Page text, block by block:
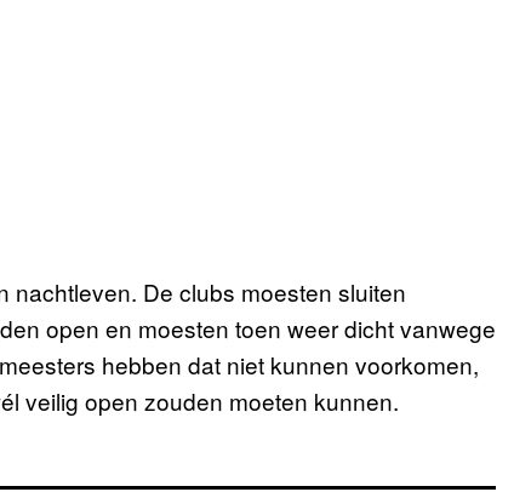
nachtleven. De clubs moesten sluiten
open en moesten toen weer dicht vanwege
hebben dat niet kunnen voorkomen,
veilig open zouden moeten kunnen.